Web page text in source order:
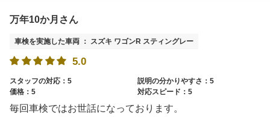
万年10か月さん
車検を実施した車両 ： スズキ ワゴンR スティングレー
5.0
スタッフの対応：5
説明の分かりやすさ：5
価格：5
対応スピード：5
毎回車検ではお世話になっております。